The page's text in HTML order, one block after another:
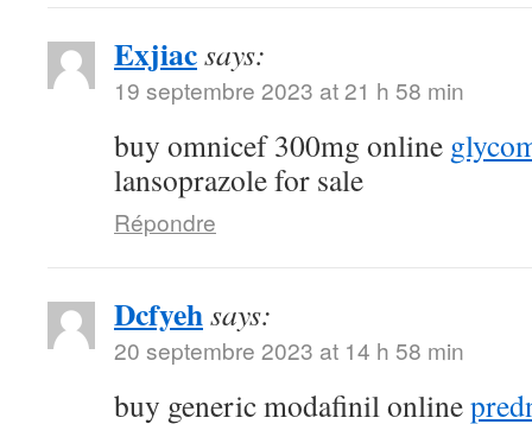
Exjiacsays:
19 septembre 2023 at 21 h 58 min
buy omnicef 300mg online
lansoprazole for sale
Répondre
Dcfyehsays:
20 septembre 2023 at 14 h 58 min
buy generic modafinil online